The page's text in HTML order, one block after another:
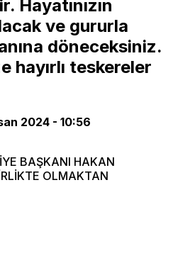
Hayatınızın
ve gururla
döneceksiniz.
hayırlı teskereler
2024 - 10:56